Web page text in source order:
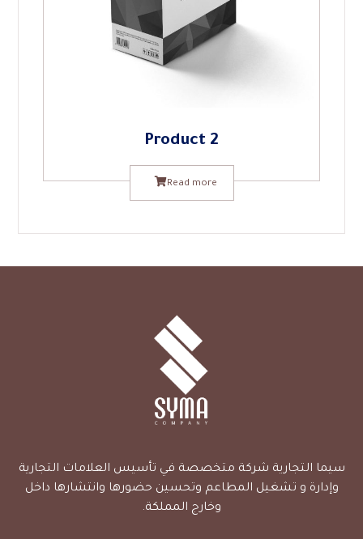
Product 2
Read more
سيما التجارية شركة متخصصة في تأسيس العلامات التجارية
وإدارة و تشغيل المطاعم وتحسين حضورها وانتشارها داخل
وخارج المملكة.